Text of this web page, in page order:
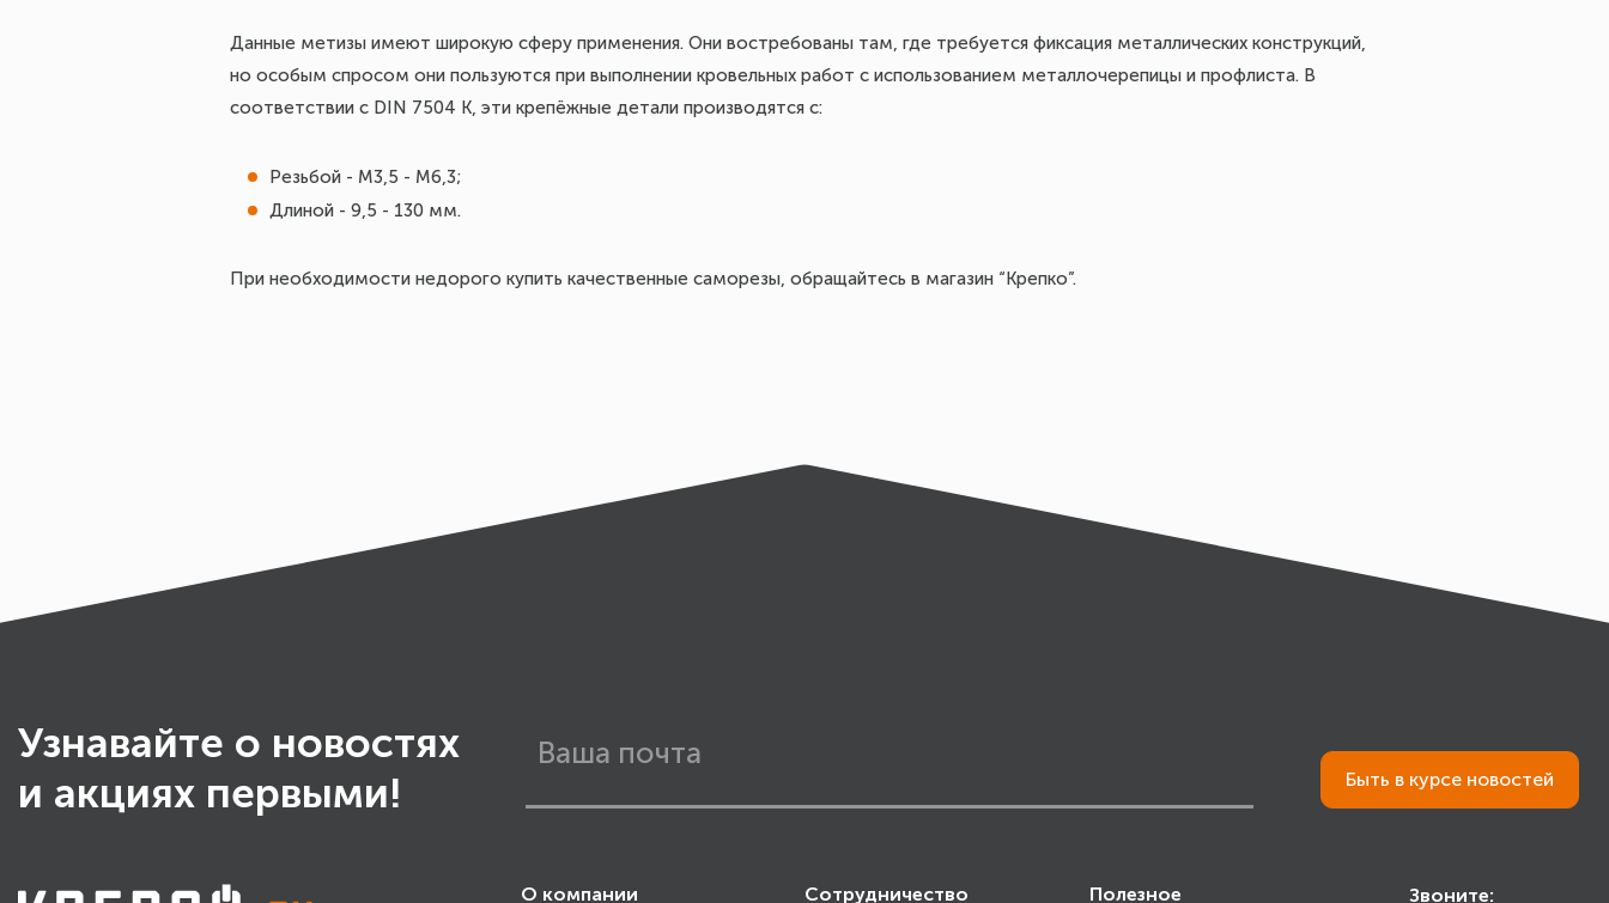
Данные метизы имеют широкую сферу применения. Они востребованы там, где требуется фиксация металлических конструкций,
но особым спросом они пользуются при выполнении кровельных работ с использованием металлочерепицы и профлиста. В
соответствии с DIN 7504 K, эти крепёжные детали производятся с:
Резьбой - М3,5 - М6,3;
Длиной - 9,5 - 130 мм.
При необходимости недорого купить качественные саморезы, обращайтесь в магазин “Крепко”.
Узнавайте о новостях
и акциях первыми!
Быть в курсе новостей
О компании Сотрудничество Полезное Звоните: